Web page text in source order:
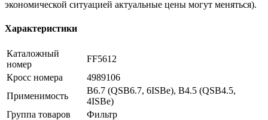
экономической ситуацией актуальные цены могут меняться).
Характеристики
Каталожный
номер
FF5612
Кросс номера
4989106
Применимость
B6.7 (QSB6.7, 6ISBe), B4.5 (QSB4.5,
4ISBe)
Группа товаров
Фильтр